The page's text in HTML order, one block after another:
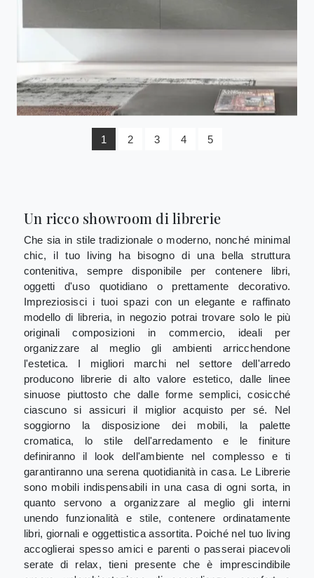
1 2 3 4 5
Un ricco showroom di librerie
Che sia in stile tradizionale o moderno, nonché minimal
chic, il tuo living ha bisogno di una bella struttura
contenitiva, sempre disponibile per contenere libri,
oggetti d'uso quotidiano o prettamente decorativo.
Impreziosisci i tuoi spazi con un elegante e raffinato
modello di libreria, in negozio potrai trovare solo le più
originali composizioni in commercio, ideali per
organizzare al meglio gli ambienti arricchendone
l'estetica. I migliori marchi nel settore dell'arredo
producono librerie di alto valore estetico, dalle linee
sinuose piuttosto che dalle forme semplici, cosicché
ciascuno si assicuri il miglior acquisto per sé. Nel
soggiorno la disposizione dei mobili, la palette
cromatica, lo stile dell'arredamento e le finiture
definiranno il look dell'ambiente nel complesso e ti
garantiranno una serena quotidianità in casa. Le Librerie
sono mobili indispensabili in una casa di ogni sorta, in
quanto servono a organizzare al meglio gli interni
unendo funzionalità e stile, contenere ordinatamente
libri, giornali e oggettistica assortita. Poiché nel tuo living
accoglierai spesso amici e parenti o passerai piacevoli
serate di relax, tieni presente che è imprescindibile